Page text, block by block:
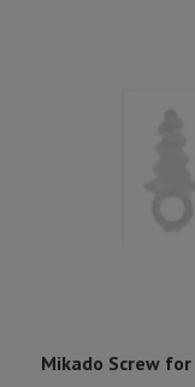
Mikado Screw